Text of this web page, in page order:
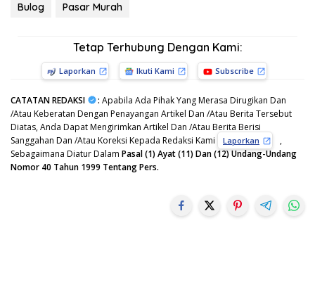
Bulog Pasar Murah
Tetap Terhubung Dengan Kami:
Laporkan Ikuti Kami Subscribe
CATATAN REDAKSI : Apabila Ada Pihak Yang Merasa Dirugikan Dan
/Atau Keberatan Dengan Penayangan Artikel Dan /Atau Berita Tersebut
Diatas, Anda Dapat Mengirimkan Artikel Dan /Atau Berita Berisi
Sanggahan Dan /Atau Koreksi Kepada Redaksi Kami
Laporkan
,
Sebagaimana Diatur Dalam Pasal (1) Ayat (11) Dan (12) Undang-Undang
Nomor 40 Tahun 1999 Tentang Pers.